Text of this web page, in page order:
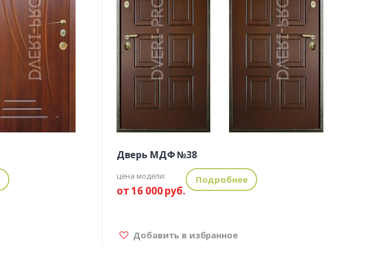
Дверь МДФ №38
цена модели:
от 16 000 руб.
Подробнее
Добавить в избранное